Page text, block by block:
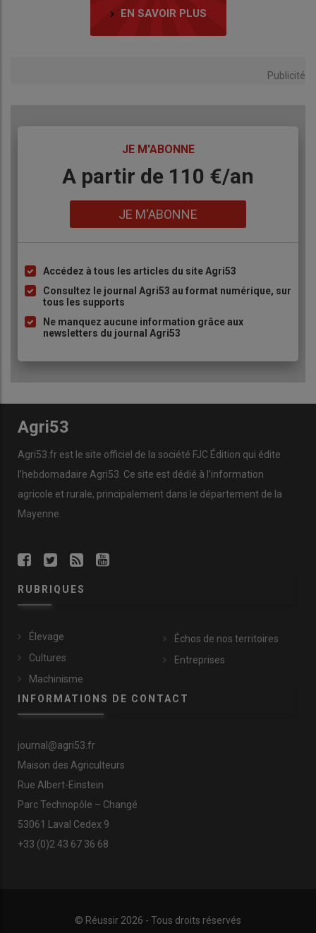
EN SAVOIR PLUS
Publicité
JE M'ABONNE
BodyA partir de 110 €/an
JE M'ABONNE
Liste
à
puce
Accédez à tous les articles du site Agri53
Consultez le journal Agri53 au format numérique, sur
tous les supports
Ne manquez aucune information grâce aux
newsletters du journal Agri53
Agri53
Agri53.fr est le site officiel de la société FJC Édition qui édite
l’hebdomadaire Agri53. Ce site est dédié à l’information
agricole et rurale, principalement dans le département de la
Mayenne.
RUBRIQUES
Élevage
Cultures
Machinisme
Échos de nos territoires
Entreprises
INFORMATIONS DE CONTACT
journal@agri53.fr
Maison des Agriculteurs
Rue Albert-Einstein
Parc Technopôle – Changé
53061 Laval Cedex 9
+33 (0)2 43 67 36 68
© Réussir 2026 - Tous droits réservés